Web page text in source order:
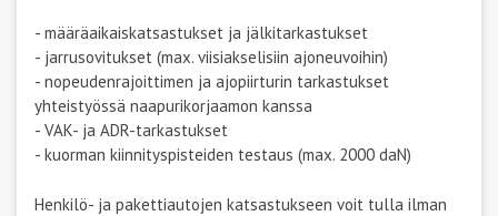
- määräaikaiskatsastukset ja jälkitarkastukset
- jarrusovitukset (max. viisiakselisiin ajoneuvoihin)
- nopeudenrajoittimen ja ajopiirturin tarkastukset
yhteistyössä naapurikorjaamon kanssa
- VAK- ja ADR-tarkastukset
- kuorman kiinnityspisteiden testaus (max. 2000 daN)
Henkilö- ja pakettiautojen katsastukseen voit tulla ilman